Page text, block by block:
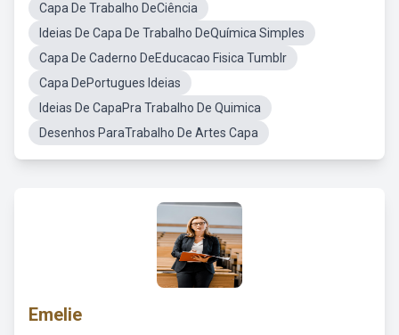
Capa De Trabalho DeCiência
Ideias De Capa De Trabalho DeQuímica Simples
Capa De Caderno DeEducacao Fisica Tumblr
Capa DePortugues Ideias
Ideias De CapaPra Trabalho De Quimica
Desenhos ParaTrabalho De Artes Capa
Emelie